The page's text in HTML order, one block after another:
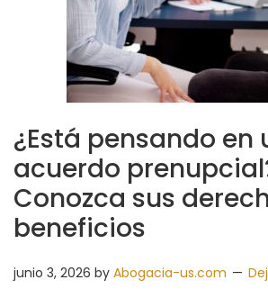
¿Está pensando en
acuerdo
Conozca sus
beneficios
junio 3, 2026 by Abogacia-us.com